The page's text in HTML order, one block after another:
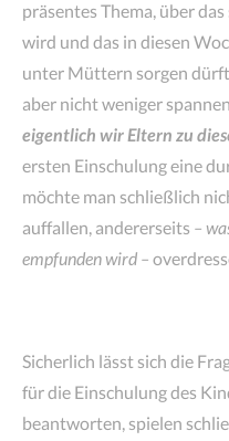
präsentes Thema, über
wird und das in diesen
unter Müttern sorgen
aber nicht weniger
eigentlich wir Eltern zu
ersten Einschulung eine
möchte man schließlich
auffallen, andererseits –
empfunden wird –
Sicherlich lässt sich die
für die Einschulung des
beantworten, spielen